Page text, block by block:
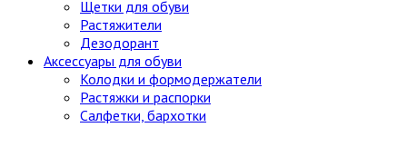
Щетки для обуви
Растяжители
Дезодорант
Аксессуары для обуви
Колодки и формодержатели
Растяжки и распорки
Салфетки, бархотки